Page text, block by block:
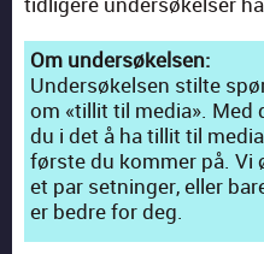
Om under­søkelsen:
Under­søkelsen stilte
om «tillit til media». Med
du i det å ha tillit til
første du kom­mer på. Vi
et par set­ninger, eller
er bedre for deg.